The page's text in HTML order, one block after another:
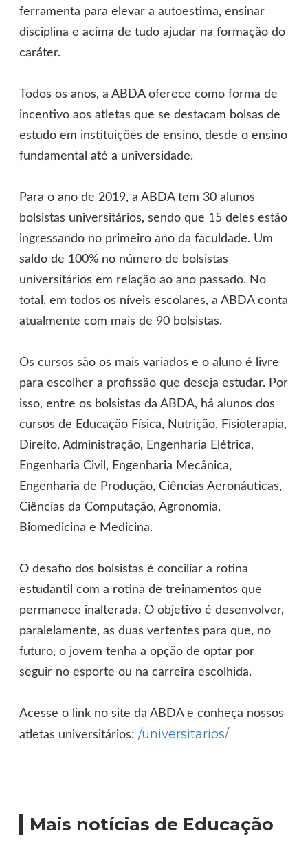
ferramenta para elevar a autoestima, ensinar
disciplina e acima de tudo ajudar na formação do
caráter.
Todos os anos, a ABDA oferece como forma de
incentivo aos atletas que se destacam bolsas de
estudo em instituições de ensino, desde o ensino
fundamental até a universidade.
Para o ano de 2019, a ABDA tem 30 alunos
bolsistas universitários, sendo que 15 deles estão
ingressando no primeiro ano da faculdade. Um
saldo de 100% no número de bolsistas
universitários em relação ao ano passado. No
total, em todos os níveis escolares, a ABDA conta
atualmente com mais de 90 bolsistas.
Os cursos são os mais variados e o aluno é livre
para escolher a profissão que deseja estudar. Por
isso, entre os bolsistas da ABDA, há alunos dos
cursos de Educação Física, Nutrição, Fisioterapia,
Direito, Administração, Engenharia Elétrica,
Engenharia Civil, Engenharia Mecânica,
Engenharia de Produção, Ciências Aeronáuticas,
Ciências da Computação, Agronomia,
Biomedicina e Medicina.
O desafio dos bolsistas é conciliar a rotina
estudantil com a rotina de treinamentos que
permanece inalterada. O objetivo é desenvolver,
paralelamente, as duas vertentes para que, no
futuro, o jovem tenha a opção de optar por
seguir no esporte ou na carreira escolhida.
Acesse o link no site da ABDA e conheça nossos
atletas universitários:/universitarios/
Mais notícias de Educação